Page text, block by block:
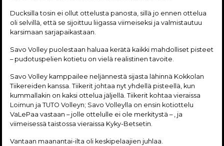
Ducksilla tosin ei ollut ottelusta panosta, sillä jo ennen ottelua
oli selvillä, että se sijoittuu liigassa viimeiseksi ja valmistautuu
karsimaan sarjapaikastaan.
Savo Volley puolestaan haluaa kerätä kaikki mahdolliset pisteet
– pudotuspelien kotietu on vielä realistinen tavoite.
Savo Volley kamppailee neljännestä sijasta lähinnä Kokkolan
Tiikereiden kanssa. Tiikerit johtaa nyt yhdellä pisteellä, kun
kummallakin on kaksi ottelua jäljellä. Tiikerit kohtaa vieraissa
Loimun ja TUTO Volleyn; Savo Volleylla on ensin kotiottelu
VaLePaa vastaan – jolle ottelulle ei ole merkitystä – , ja
viimeisessä taistossa vieraissa Kyky-Betsetin.
Vantaan maanantai-ilta oli keskipelaajien juhlaa.